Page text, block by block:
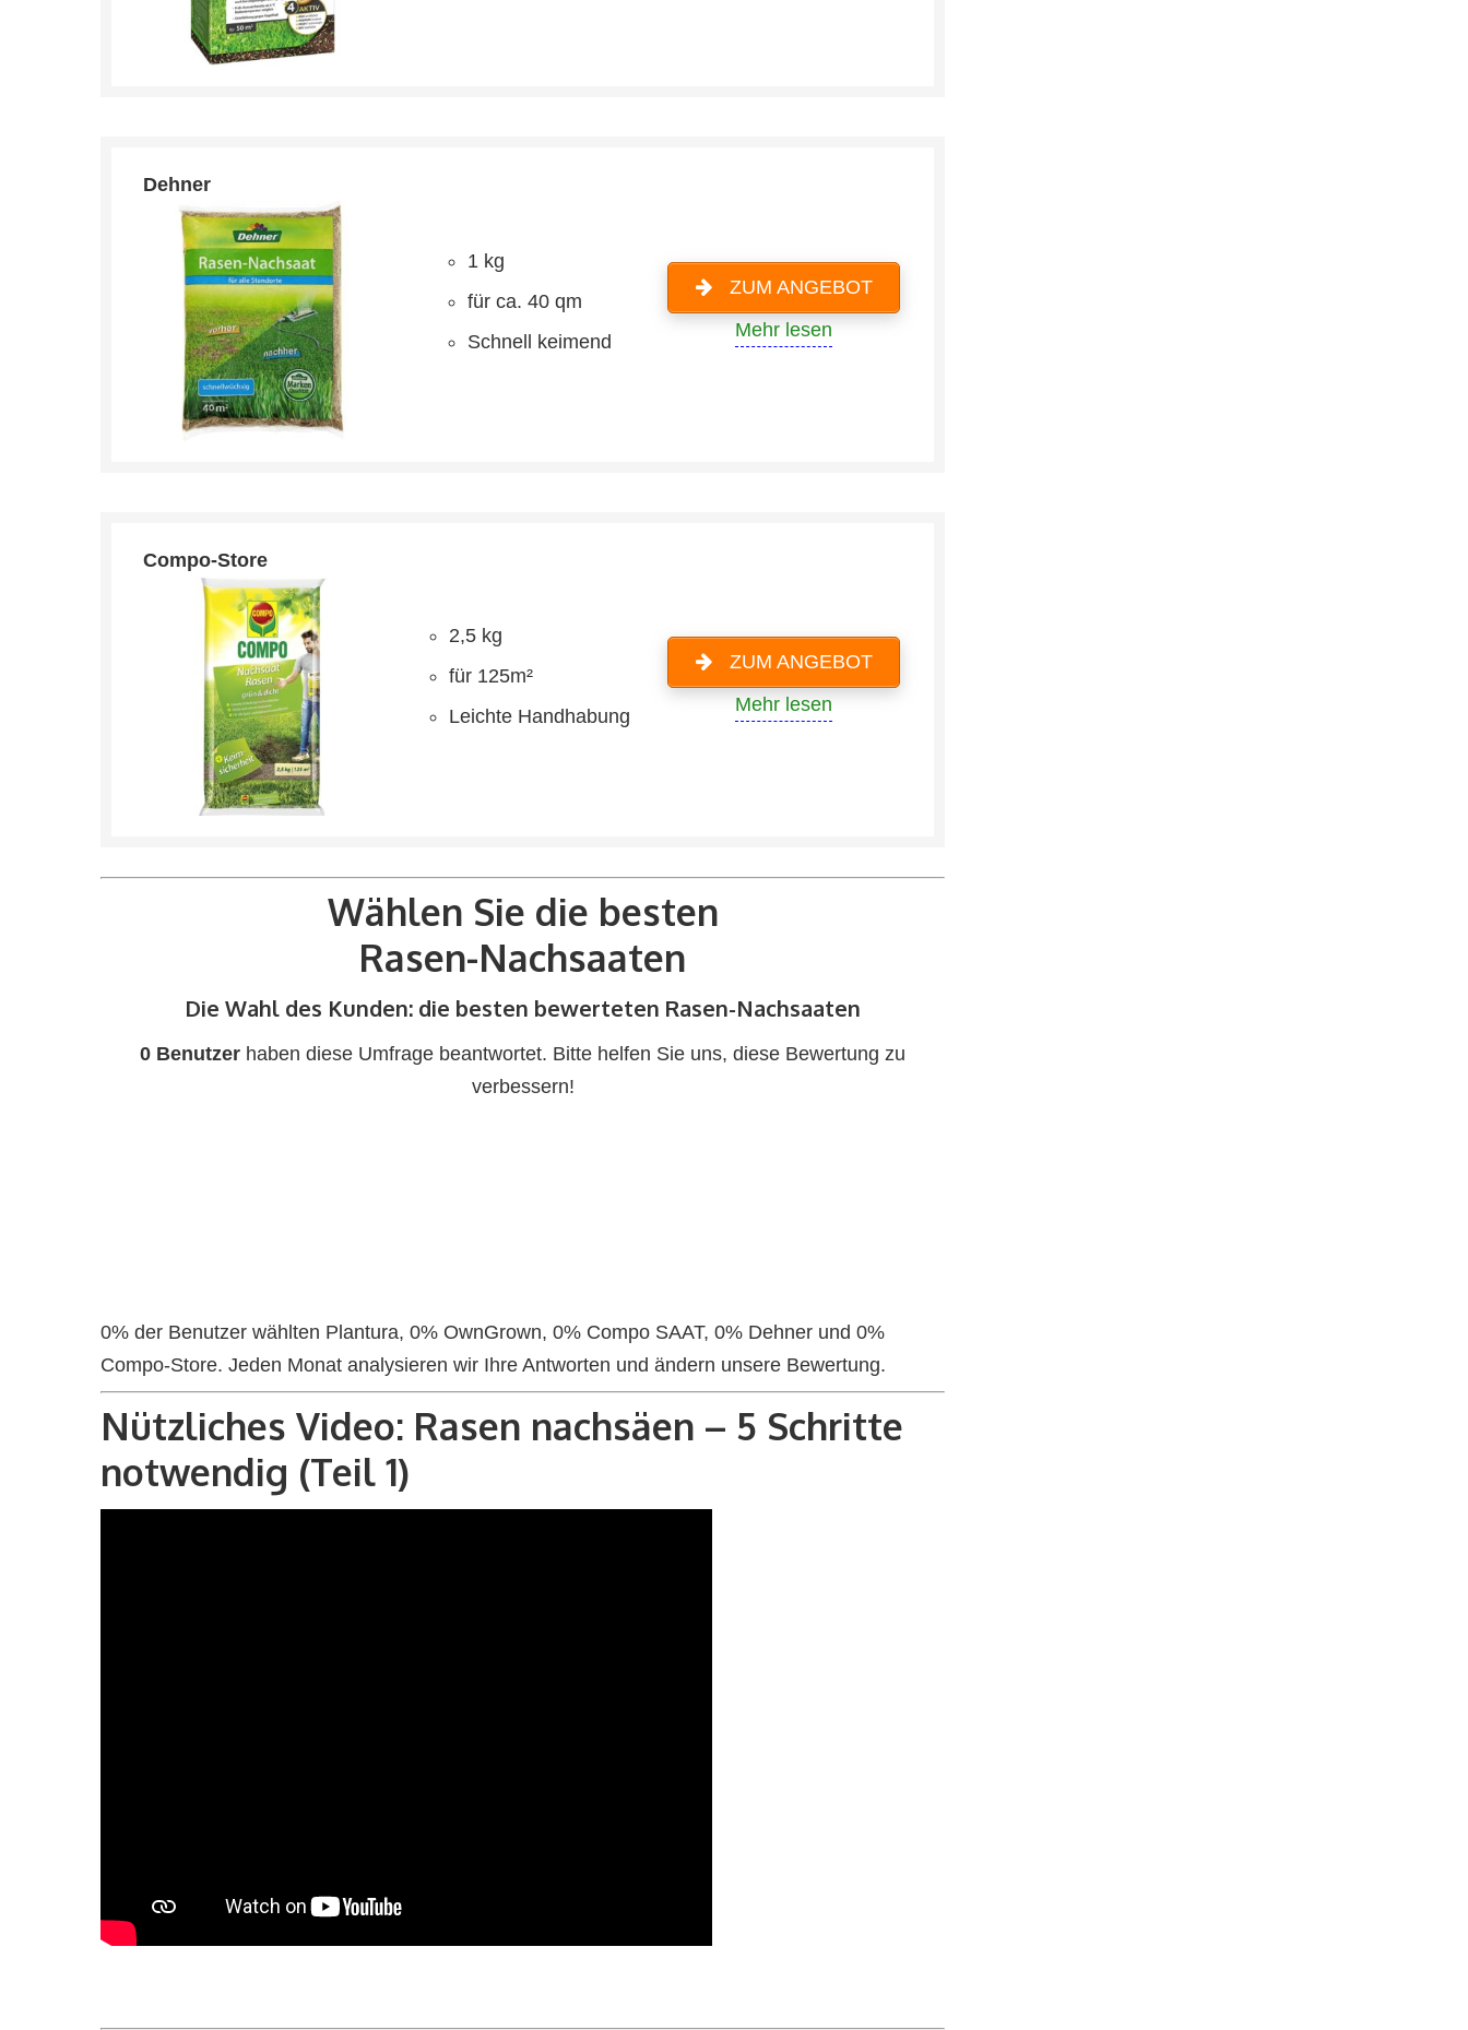
Dehner
1 kg
für ca. 40 qm
Schnell keimend
ZUM ANGEBOT
Mehr lesen
Compo-Store
2,5 kg
für 125m²
Leichte Handhabung
ZUM ANGEBOT
Mehr lesen
Wählen Sie die besten
Rasen-Nachsaaten
Die Wahl des Kunden: die besten bewerteten Rasen-Nachsaaten
0 Benutzer haben diese Umfrage beantwortet. Bitte helfen Sie uns, diese Bewertung zu
verbessern!
0% der Benutzer wählten Plantura, 0% OwnGrown, 0% Compo SAAT, 0% Dehner und 0%
Compo-Store. Jeden Monat analysieren wir Ihre Antworten und ändern unsere Bewertung.
Nützliches Video: Rasen nachsäen – 5 Schritte
notwendig (Teil 1)